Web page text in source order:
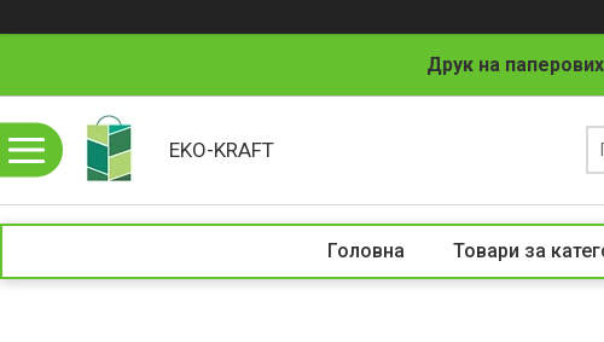
Друк на
EKO-KRAFT
Головна Товари за